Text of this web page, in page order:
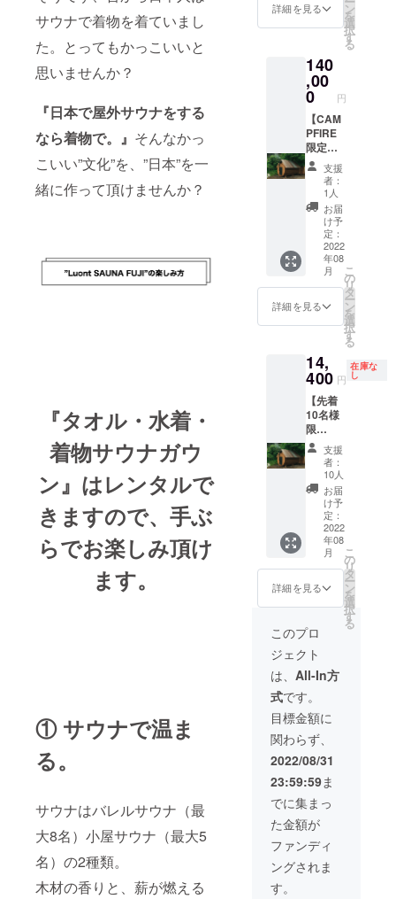
サウナで着物を着ていまし
た。とってもかっこいいと
思いませんか？
『日本で屋外サウナをする
なら着物で。』 そんなかっ
こいい”文化”を、”日本”を一
緒に作って頂けませんか？
『タオル・水着・
着物サウナガウ
ン』はレンタルで
きますので、手ぶ
らでお楽しみ頂け
ます。
① サウナで温ま
る。
サウナはバレルサウナ（最
大8名）小屋サウナ（最大5
名）の2種類。
木材の香りと、薪が燃える
さい。
こちら
でサイ
ズを決
めさせ
て頂き
ます）
割引
（通常
料金
0）。
サウ
ナ・水
風呂・
お風呂
を3時間
堪能で
きるバ
レルサ
ウナ貸
し切り5
回利用
チケッ
ト。
「有効
期限：
2022年
9月1
日〜
2023年
日」 ※6
名定員
とさせ
て頂き
ます。7
名様以
上の場
合はお
一人追
加につ
き3,000
円現地
で頂戴
致しま
す。
（最大8
名）
詳細を見る ン
を
選
択
す
る
140
,00
0 円
【CAM
PFIRE
限定価
格！】
Luontバ
レルサ
ウナお
得な10
回利用
可能な
回数
券！
CAMPF
IRE限定
割引
（通常
￥180,0
00）。
サウ
ナ・水
風呂・
お風呂
を3時間
堪能で
きるバ
レルサ
ウナ貸
し切り
10回利
用チ
ケッ
ト。
「有効
9月1
日〜
2023年
2月31
日」 ※6
名定員
とさせ
て頂き
ます。7
名様以
上の場
合はお
一人追
加につ
き3,000
円現地
で頂戴
致しま
支援
者：
1人
お届
け予
定：
2022
年08
月
詳細を見る
こ
の
リ
タ
ー
ン
を
選
択
す
る
14,
400 円
在庫な
し
【先着
10名様
限
定！】
Luontバ
レルサ
ウナ
20％OF
CAMPF
IRE限定
割引
（通常
料金
￥18,00
0）。
サウ
ナ・水
風呂・
お風呂
を3時間
堪能で
きるバ
レルサ
ウナ貸
し切り
利用チ
ケッ
ト。
「有効
期限：
2022年
9月1
日〜
支援
者：
10人
お届
け予
定：
2022
年08
月
詳細を見る
こ
の
リ
タ
ー
ン
を
選
択
す
る
このプロ
ジェクト
は、 All-In方
式です。
目標金額に
関わらず、
2022/08/31
23:59:59ま
でに集まっ
た金額が
ファンディ
ングされま
す。